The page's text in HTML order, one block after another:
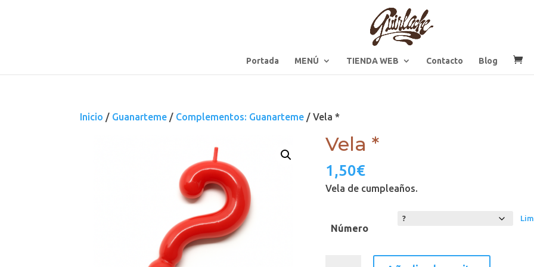
Portada MENÚ TIENDA WEB Contacto Blog
Inicio / Guanarteme / Complementos: Guanarteme / Vela *
Vela *
1,50€
Vela de cumpleaños.
Número